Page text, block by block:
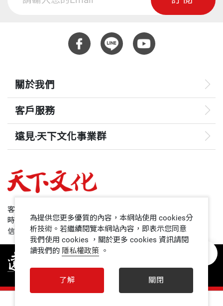
關於我們
客戶服務
遠見‧天下文化事業群
哈佛商業評論
領導影響力學院
1號課堂
客服專線：+886 2 2662-0012
時間：週一~週五9:00~12:30;13:30~17:00
信箱：service@cwgv.com.tw
為提供您更多優質的內容，本網站使用 cookies分
析技術。若繼續閱覽本網站內容，即表示您同意
我們使用 cookies ，關於更多 cookies 資訊請閱
讀我們的 隱私權政策 。
了解 關閉